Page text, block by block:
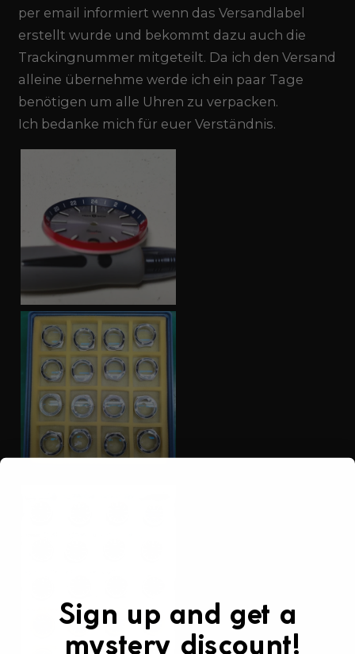
per email informiert wenn das Versandlabel
erstellt wurde und bekommt dazu auch die
Trackingnummer mitgeteilt. Da ich den Versand
alleine übernehme werde ich ein paar Tage
benötigen um alle Uhren zu verpacken.
Ich bedanke mich für euer Verständnis.
Sign up and get a
mystery discount!